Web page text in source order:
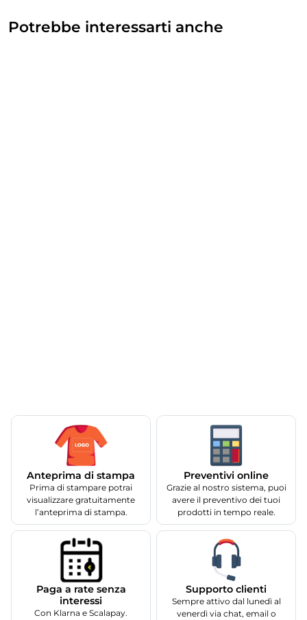
Potrebbe interessarti anche
Anteprima di stampa
Prima di stampare potrai
visualizzare gratuitamente
l’anteprima di stampa.
Preventivi online
Grazie al nostro sistema, puoi
avere il preventivo dei tuoi
prodotti in tempo reale.
Paga a rate senza
interessi
Con Klarna e Scalapay.
Supporto clienti
Sempre attivo dal lunedì al
venerdì via chat, email o